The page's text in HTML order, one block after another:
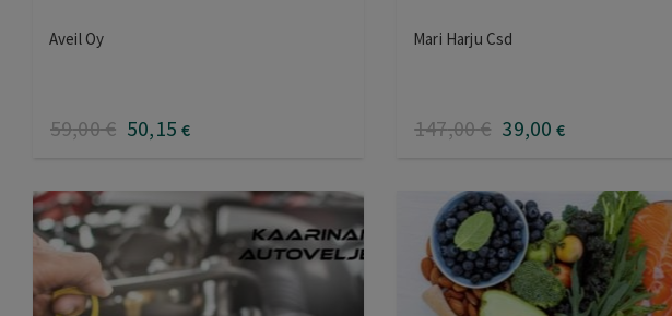
Aveil Oy
59,00€ 50,15 €
Mari Harju Csd
147,00€ 39,00 €